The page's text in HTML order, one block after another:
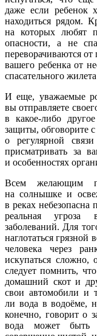
даже если ребенок
находиться рядом.
на которых любят
опасности, а не
переворачиваются
вашего ребенка от
спасательного
И еще, уважаемые
вы отправляете
в какое-либо
защиты, обговорите с
о регулярной
присматривать за
и особенностях
Всем желающим
на солнышке и
в реках
реальная угроза
заболеваний. Для
наглотаться
человека через
искупаться сложно,
следует помнить,
домашний скот и
свои автомобили и
ли вода в водоёме,
конечно, говорит о
вода может быть